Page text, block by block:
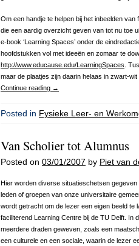
Om een handje te helpen bij het inbeelden
die een aardig overzicht geven van tot nu toe
e-book ‘Learning Spaces’ onder de
hoofdstukken vol met ideeën en zomaar te
http://www.educause.edu/LearningSpaces .
maar de plaatjes zijn daarin helaas in zwart-
Continue reading →
Posted in Fysieke Leer- en
Van Scholier tot Alumnus
Posted on 03/01/2007 by Piet van
Hier worden diverse situatieschetsen
leden of groepen van onze universitaire
wordt getracht om de lezer een eigen beeld
faciliterend Learning Centre bij de TU Delft. In
meerdere draden geweven, zoals een
een culturele en een sociale, waarin de lezer